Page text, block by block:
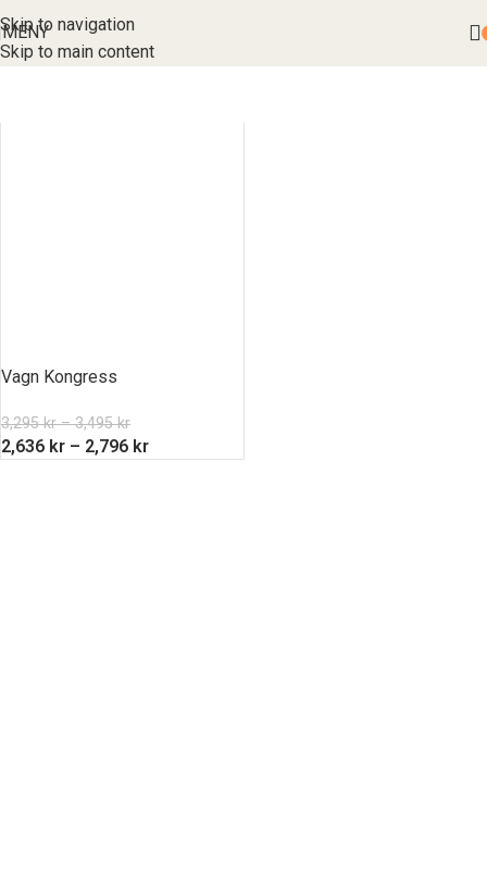
Skip to navigation
Skip to main content
MENY
Vagn Kongress
3,295kr – 3,495kr
2,636 kr – 2,796 kr